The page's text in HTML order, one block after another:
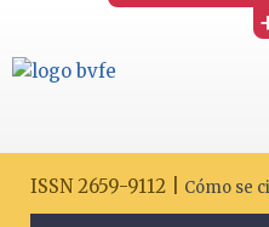
ISSN 2659-9112 | Cómo se